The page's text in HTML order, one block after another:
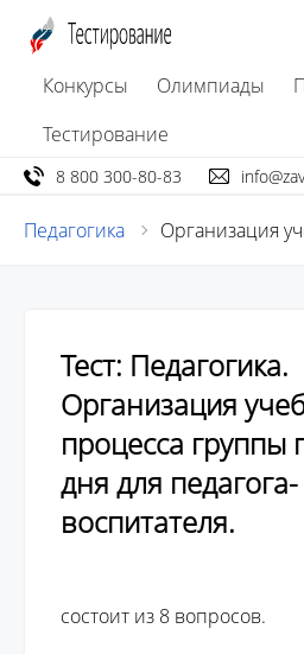
Конкурсы Олимпиады
Тестирование
8 800 300-80-83
Педагогика
Тест: Педагогика.
Организация
процесса группы
дня для педагога-
воспитателя.
состоит из 8 вопросов.